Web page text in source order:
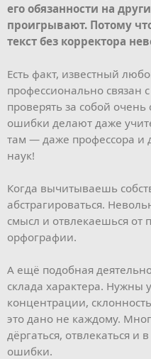
его обязанности на
проигрывают. Потому
текст без корректора
Есть факт, известный
профессионально связан
проверять за собой
ошибки делают даже
там — даже профессора и
наук!
Когда вычитываешь
абстрагироваться.
смысл и отвлекаешься от
орфографии.
А ещё подобная
склада характера. Нужны
концентрации,
это дано не каждому.
дёргаться, отвлекаться и
ошибки.